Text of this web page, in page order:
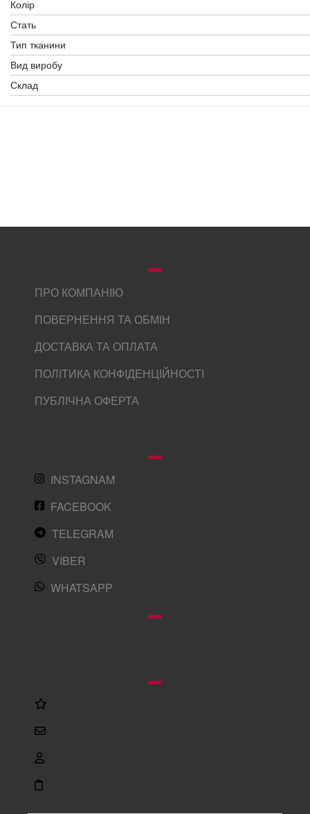
Колір
Стать
Тип тканини
Вид виробу
Склад
ПРО КОМПАНІЮ
ПОВЕРНЕННЯ ТА ОБМІН
ДОСТАВКА ТА ОПЛАТА
ПОЛІТИКА КОНФІДЕНЦІЙНОСТІ
ПУБЛІЧНА ОФЕРТА
INSTAGNAM
FACEBOOK
TELEGRAM
VIBER
WHATSAPP